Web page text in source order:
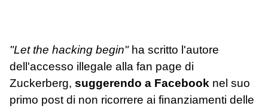
"Let the hacking begin"ha scritto l'autore
dell'accesso illegale alla fan page di
Zuckerberg, suggerendo a Facebook nel suo
primo post di non ricorrere ai finanziamenti delle